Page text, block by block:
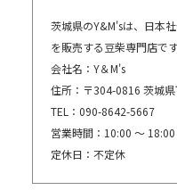
茨城県のY&M'sは、日本
を販売する豆柴専門店です
会社名：Y＆M's
住所：〒304-0816 茨城
TEL：090-8642-5667
営業時間：10:00 〜 18:00
定休日：不定休